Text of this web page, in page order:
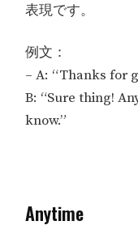
表現です。
例文：
– A: “Thanks for
B: “Sure thing!
know.”
Anytime